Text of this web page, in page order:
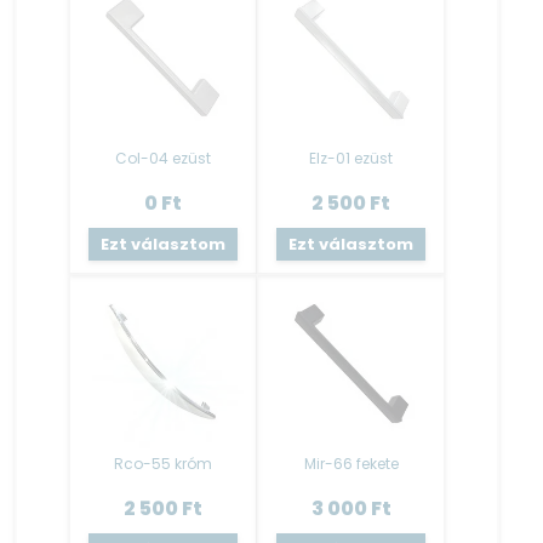
vázzal történő folytatólagosság.
Ez a típusú lábazat elemenként fixen
rögzített, állíthatósága nem megoldható.
Az alapár nem tartalmazza a mosogató tálcát!
Kiváló minőségű gyártótól származó rozsdamentes
mosogatótálca.
LED világítás
Az alapár nem tartalmazza a LED világítást!
RGB LED szalag, 5 m hosszúságban, öntapadós kivitelben.
Trafóval, távirányítóval ellátva.
Fehér led nem tartalmaz távirányítót.
A LED felszerelésére javasoljuk szakember (villanyszerelő)
Col-04 ezüst
0 Ft
Ezt választom
Elz-01 ezüst
2 500 Ft
Ezt választom
Rco-55 króm
2 500 Ft
Mir-66 fekete
3 000 Ft